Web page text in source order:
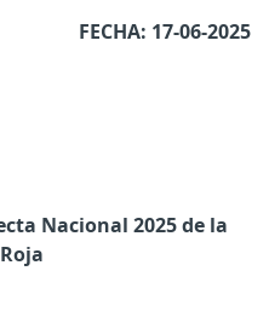
17-06-2025
Nacional 2025 de la